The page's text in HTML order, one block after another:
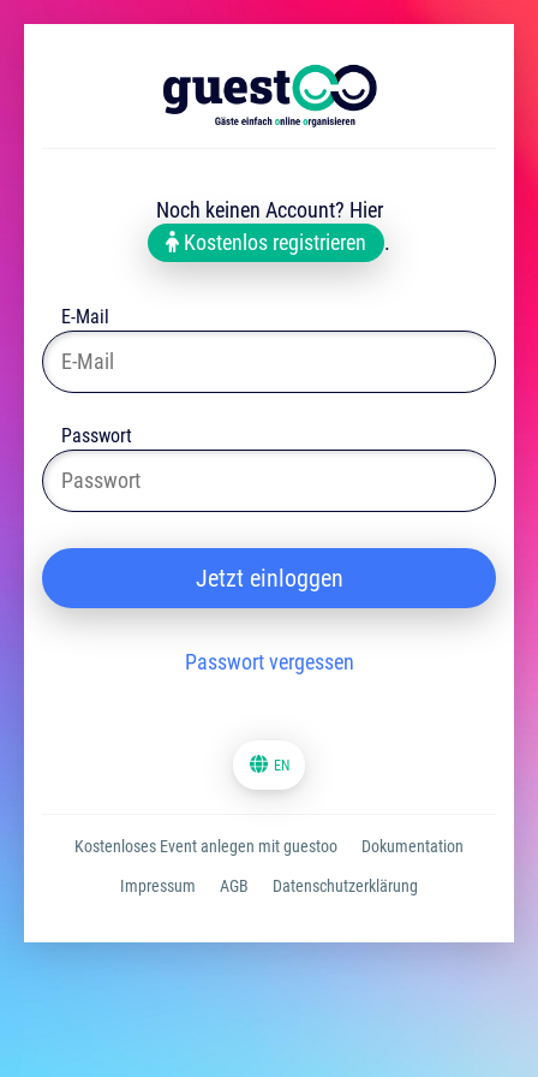
Noch keinen Account? Hier
Kostenlos registrieren
.
E-Mail
Passwort
Jetzt einloggen
Passwort vergessen
EN
Kostenloses Event anlegen mit guestoo Dokumentation
Impressum AGB Datenschutzerklärung